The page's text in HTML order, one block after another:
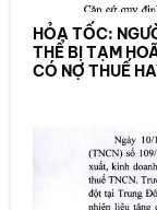
HỎA TỐC:
THỂ BỊ TẠM
CÓ NỢ THUẾ